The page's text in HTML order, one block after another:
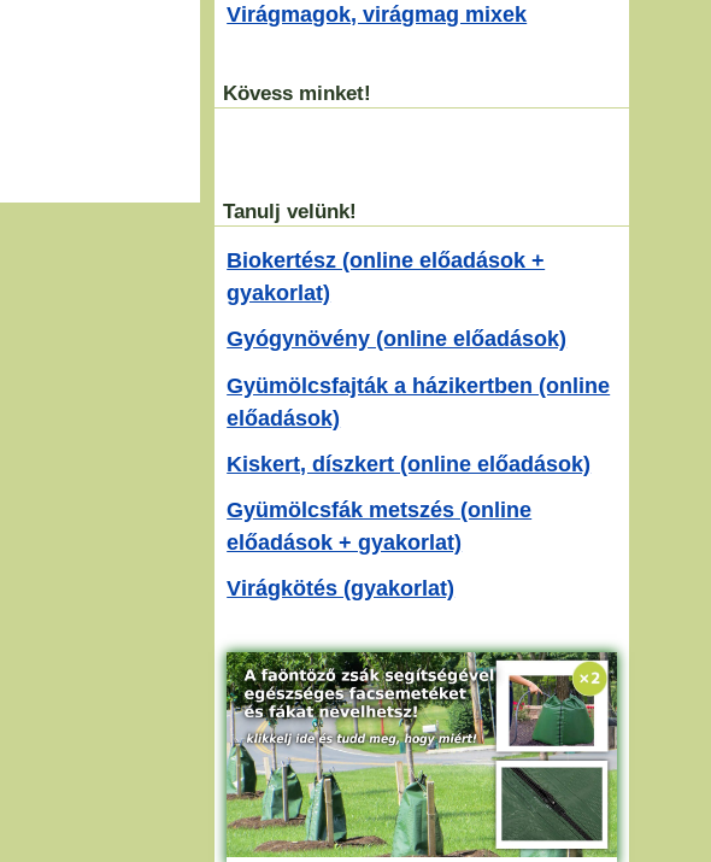
Virágmagok, virágmag mixek
Kövess minket!
Tanulj velünk!
Biokertész (online előadások +
gyakorlat)
Gyógynövény (online előadások)
Gyümölcsfajták a házikertben (online
előadások)
Kiskert, díszkert (online előadások)
Gyümölcsfák metszés (online
előadások + gyakorlat)
Virágkötés (gyakorlat)